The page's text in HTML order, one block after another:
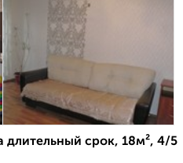
длительный срок, 18м², 4/5